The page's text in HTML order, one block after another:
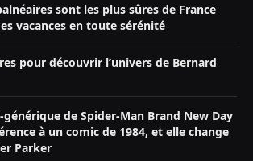
sont les plus sûres de France
vacances en toute sérénité
pour découvrir l’univers de Bernard
générique de Spider-Man Brand New Day
à un comic de 1984, et elle change
Parker